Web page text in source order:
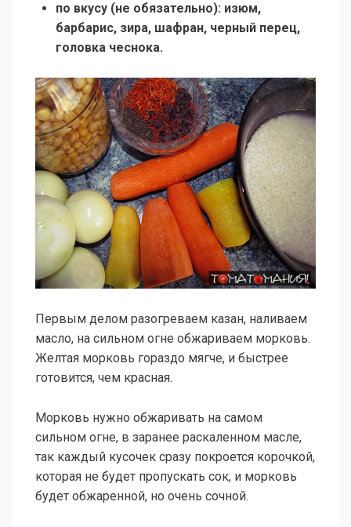
по вкусу (не обязательно): изюм,
барбарис, зира, шафран, черный перец,
головка чеснока.
Первым делом разогреваем казан, наливаем
масло, на сильном огне обжариваем морковь.
Желтая морковь гораздо мягче, и быстрее
готовится, чем красная.
Морковь нужно обжаривать на самом
сильном огне, в заранее раскаленном масле,
так каждый кусочек сразу покроется корочкой,
которая не будет пропускать сок, и морковь
будет обжаренной, но очень сочной.